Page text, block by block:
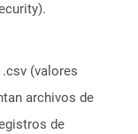
(valores
archivos de
de